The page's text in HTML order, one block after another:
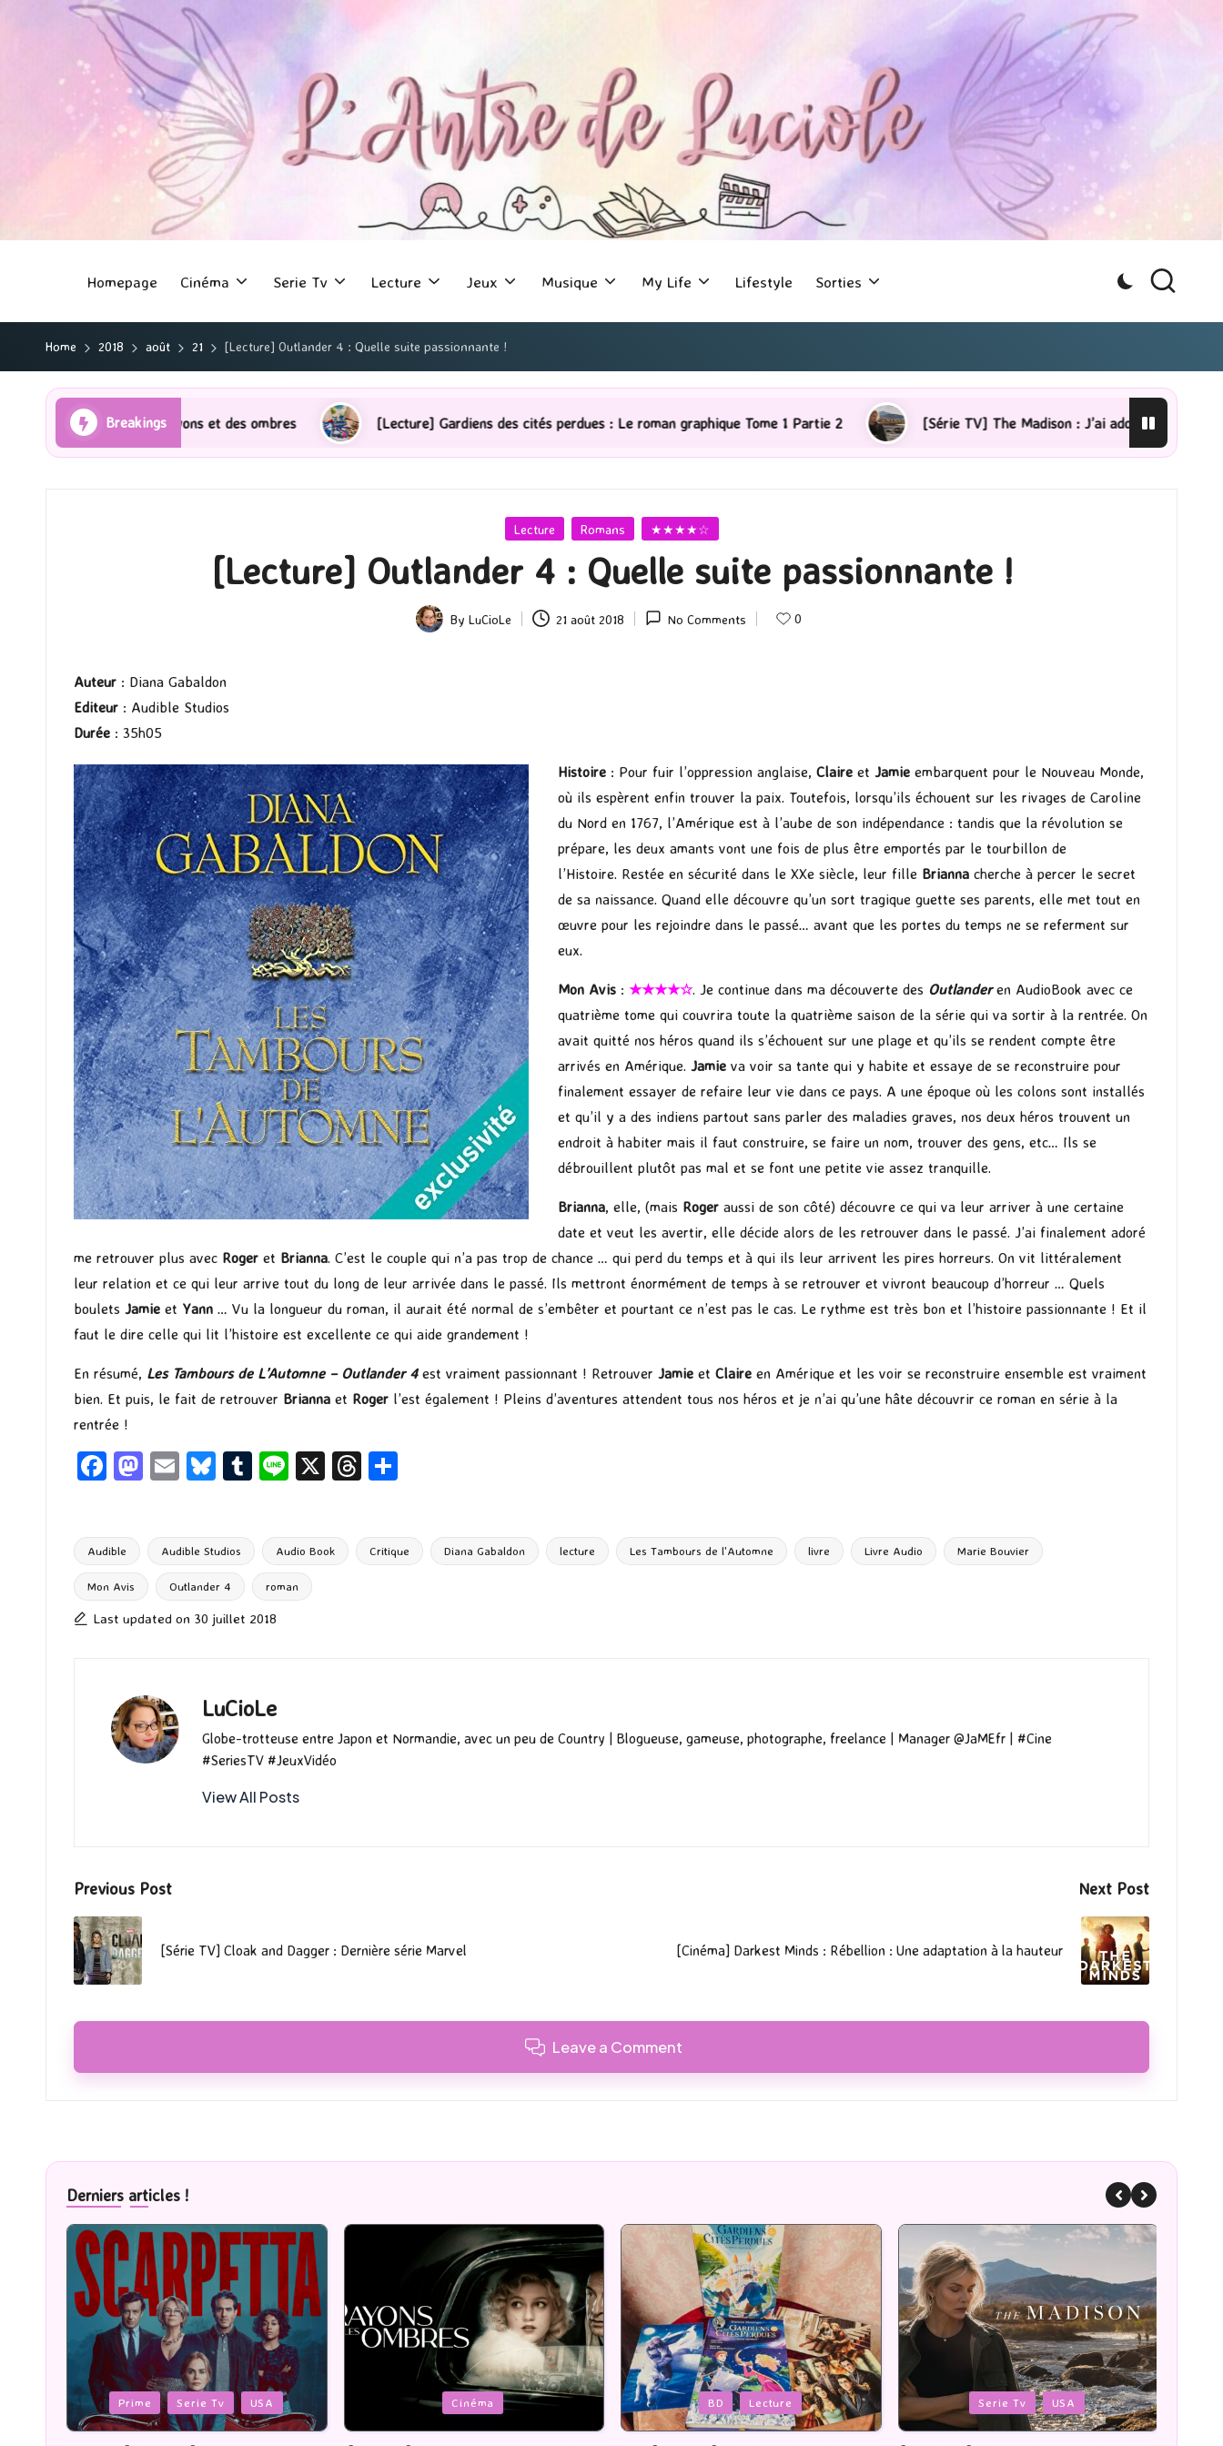
Homepage Cinéma Serie Tv Lecture Jeux Musique My Life Lifestyle Sorties
Home 2018 août 21 [Lecture] Outlander 4 : Quelle suite passionnante !
Breakings
Les Rayons et des ombres [Lecture] Gardiens des cités perdues : Le roman graphique Tome 1 Partie 2 [Série TV] The Madison : J’ai adoré ! [Lecture] La
Posted
Lecture Romans ★★★★☆
[Lecture] Outlander 4 : Quelle suite passionnante !
Posted
ByLuCioLe 21 août 2018 No Comments 0
Auteur : Diana Gabaldon
Editeur : Audible Studios
Durée : 35h05
Histoire : Pour fuir l’oppression anglaise, Claire et Jamie embarquent pour le Nouveau Monde,
où ils espèrent enfin trouver la paix. Toutefois, lorsqu’ils échouent sur les rivages de Caroline
du Nord en 1767, l’Amérique est à l’aube de son indépendance : tandis que la révolution se
prépare, les deux amants vont une fois de plus être emportés par le tourbillon de
l’Histoire. Restée en sécurité dans le XXe siècle, leur fille Brianna cherche à percer le secret
de sa naissance. Quand elle découvre qu’un sort tragique guette ses parents, elle met tout en
œuvre pour les rejoindre dans le passé… avant que les portes du temps ne se referment sur
eux.
Mon Avis : ★★★★☆. Je continue dans ma découverte des Outlander en AudioBook avec ce
quatrième tome qui couvrira toute la quatrième saison de la série qui va sortir à la rentrée. On
avait quitté nos héros quand ils s’échouent sur une plage et qu’ils se rendent compte être
arrivés en Amérique. Jamie va voir sa tante qui y habite et essaye de se reconstruire pour
finalement essayer de refaire leur vie dans ce pays. A une époque où les colons sont installés
et qu’il y a des indiens partout sans parler des maladies graves, nos deux héros trouvent un
endroit à habiter mais il faut construire, se faire un nom, trouver des gens, etc… Ils se
débrouillent plutôt pas mal et se font une petite vie assez tranquille.
Brianna, elle, (mais Roger aussi de son côté) découvre ce qui va leur arriver à une certaine
date et veut les avertir, elle décide alors de les retrouver dans le passé. J’ai finalement adoré
me retrouver plus avec Roger et Brianna. C’est le couple qui n’a pas trop de chance … qui perd du temps et à qui ils leur arrivent les pires horreurs. On vit littéralement
leur relation et ce qui leur arrive tout du long de leur arrivée dans le passé. Ils mettront énormément de temps à se retrouver et vivront beaucoup d’horreur … Quels
boulets Jamie et Yann … Vu la longueur du roman, il aurait été normal de s’embêter et pourtant ce n’est pas le cas. Le rythme est très bon et l’histoire passionnante ! Et il
faut le dire celle qui lit l’histoire est excellente ce qui aide grandement !
En résumé, Les Tambours de L’Automne – Outlander 4est vraiment passionnant ! Retrouver Jamie et Claire en Amérique et les voir se reconstruire ensemble est vraiment
bien. Et puis, le fait de retrouver Brianna et Roger l’est également ! Pleins d’aventures attendent tous nos héros et je n’ai qu’une hâte découvrir ce roman en série à la
rentrée !
Fa
o
o
k
M
d
o
n
E
l
Bl
ky
T
bl
r
Li X
T
ds g
Tags:
Audible Audible Studios Audio Book Critique Diana Gabaldon lecture Les Tambours de l'Automne livre Livre Audio Marie Bouvier
Mon Avis Outlander 4 roman
Last updated on 30 juillet 2018
LuCioLe
Globe-trotteuse entre Japon et Normandie, avec un peu de Country | Blogueuse, gameuse, photographe, freelance | Manager @JaMEfr | #Cine
#SeriesTV #JeuxVidéo
View All Posts
Post
navigation
Previous Post
[Série TV] Cloak and Dagger : Dernière série Marvel
Next Post
[Cinéma] Darkest Minds : Rébellion : Une adaptation à la hauteur
Leave a Comment
Derniers articles !
Posted
in
Cinéma BD Lecture
Posted
in
Serie Tv USA
Posted
in
Romans